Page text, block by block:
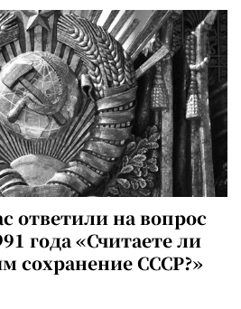
ответили на вопрос
года «Считаете ли
сохранение СССР?»